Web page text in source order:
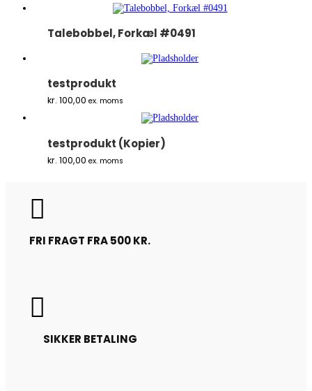
til
kr. 1.200,00
Talebobbel, Forkæl #0491
testprodukt
kr. 100,00 ex. moms
testprodukt (Kopier)
kr. 100,00 ex. moms

FRI FRAGT FRA 500 KR.

SIKKER BETALING